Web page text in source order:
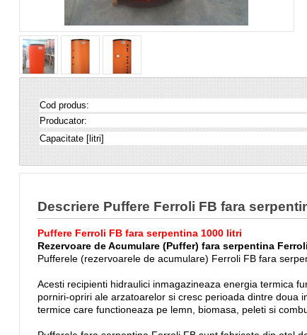
Cod produs:
Producator:
Capacitate [litri]
Descriere Puffere Ferroli FB fara
Puffere Ferroli FB fara serpentina 1000 litri
Rezervoare de Acumulare (Puffer) fara serpentina
Pufferele (rezervoarele de acumulare) Ferroli FB fara
Acesti recipienti hidraulici inmagazineaza energia termica
porniri-opriri ale arzatoarelor si cresc perioada dintre doua
termice care functioneaza pe lemn, biomasa, peleti si